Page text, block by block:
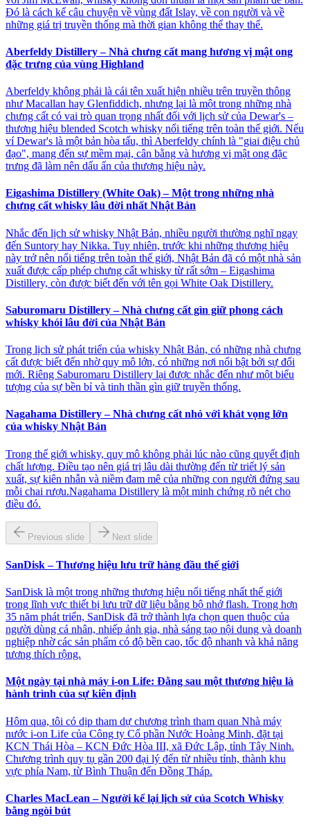
Đó là cách kể câu chuyện về vùng đất Islay, về con người và về
những giá trị truyền thống mà thời gian không thể thay thế.
Aberfeldy Distillery – Nhà chưng cất mang hương vị mật ong
đặc trưng của vùng Highland
Aberfeldy không phải là cái tên xuất hiện nhiều trên truyền thông
như Macallan hay Glenfiddich, nhưng lại là một trong những nhà
chưng cất có vai trò quan trọng nhất đối với lịch sử của Dewar's –
thương hiệu blended Scotch whisky nổi tiếng trên toàn thế giới. Nếu
ví Dewar's là một bản hòa tấu, thì Aberfeldy chính là "giai điệu chủ
đạo", mang đến sự mềm mại, cân bằng và hương vị mật ong đặc
trưng đã làm nên dấu ấn của thương hiệu này.
Eigashima Distillery (White Oak) – Một trong những nhà
chưng cất whisky lâu đời nhất Nhật Bản
Nhắc đến lịch sử whisky Nhật Bản, nhiều người thường nghĩ ngay
đến Suntory hay Nikka. Tuy nhiên, trước khi những thương hiệu
này trở nên nổi tiếng trên toàn thế giới, Nhật Bản đã có một nhà sản
xuất được cấp phép chưng cất whisky từ rất sớm – Eigashima
Distillery, còn được biết đến với tên gọi White Oak Distillery.
Saburomaru Distillery – Nhà chưng cất gìn giữ phong cách
whisky khói lâu đời của Nhật Bản
Trong lịch sử phát triển của whisky Nhật Bản, có những nhà chưng
cất được biết đến nhờ quy mô lớn, có những nơi nổi bật bởi sự đổi
mới. Riêng Saburomaru Distillery lại được nhắc đến như một biểu
tượng của sự bền bỉ và tinh thần gìn giữ truyền thống.
Nagahama Distillery – Nhà chưng cất nhỏ với khát vọng lớn
của whisky Nhật Bản
Trong thế giới whisky, quy mô không phải lúc nào cũng quyết định
chất lượng. Điều tạo nên giá trị lâu dài thường đến từ triết lý sản
xuất, sự kiên nhẫn và niềm đam mê của những con người đứng sau
mỗi chai rượu.Nagahama Distillery là một minh chứng rõ nét cho
điều đó.
Previous slide Next slide
SanDisk – Thương hiệu lưu trữ hàng đầu thế giới
SanDisk là một trong những thương hiệu nổi tiếng nhất thế giới
trong lĩnh vực thiết bị lưu trữ dữ liệu bằng bộ nhớ flash. Trong hơn
35 năm phát triển, SanDisk đã trở thành lựa chọn quen thuộc của
người dùng cá nhân, nhiếp ảnh gia, nhà sáng tạo nội dung và doanh
nghiệp nhờ các sản phẩm có độ bền cao, tốc độ nhanh và khả năng
tương thích rộng.
Một ngày tại nhà máy i-on Life: Đằng sau một thương hiệu là
hành trình của sự kiên định
Hôm qua, tôi có dịp tham dự chương trình tham quan Nhà máy
nước i-on Life của Công ty Cổ phần Nước Hoàng Minh, đặt tại
KCN Thái Hòa – KCN Đức Hòa III, xã Đức Lập, tỉnh Tây Ninh.
Chương trình quy tụ gần 200 đại lý đến từ nhiều tỉnh, thành khu
vực phía Nam, từ Bình Thuận đến Đồng Tháp.
Charles MacLean – Người kể lại lịch sử của Scotch Whisky
bằng ngòi bút